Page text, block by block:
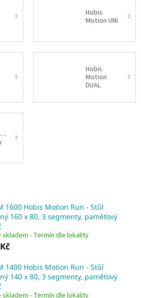
Hobis
Motion UNI
Hobis
Motion
DUAL
1600 Hobis Motion Run - Stůl
160 x 80, 3 segmenty, paměťový
skladem - Termín dle lokality
1400 Hobis Motion Run - Stůl
140 x 80, 3 segmenty, paměťový
skladem - Termín dle lokality